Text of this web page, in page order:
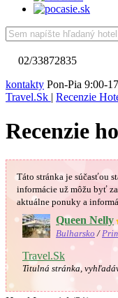
02/33872835
kontakty Pon-Pia 9:00-
Travel.Sk | Recenzie
Recenzie
Táto stránka je súčasťou
informácie už môžu byť
aktuálne ponuky a
Queen Nelly
Bulharsko /
Travel.Sk
Titulná stránka,